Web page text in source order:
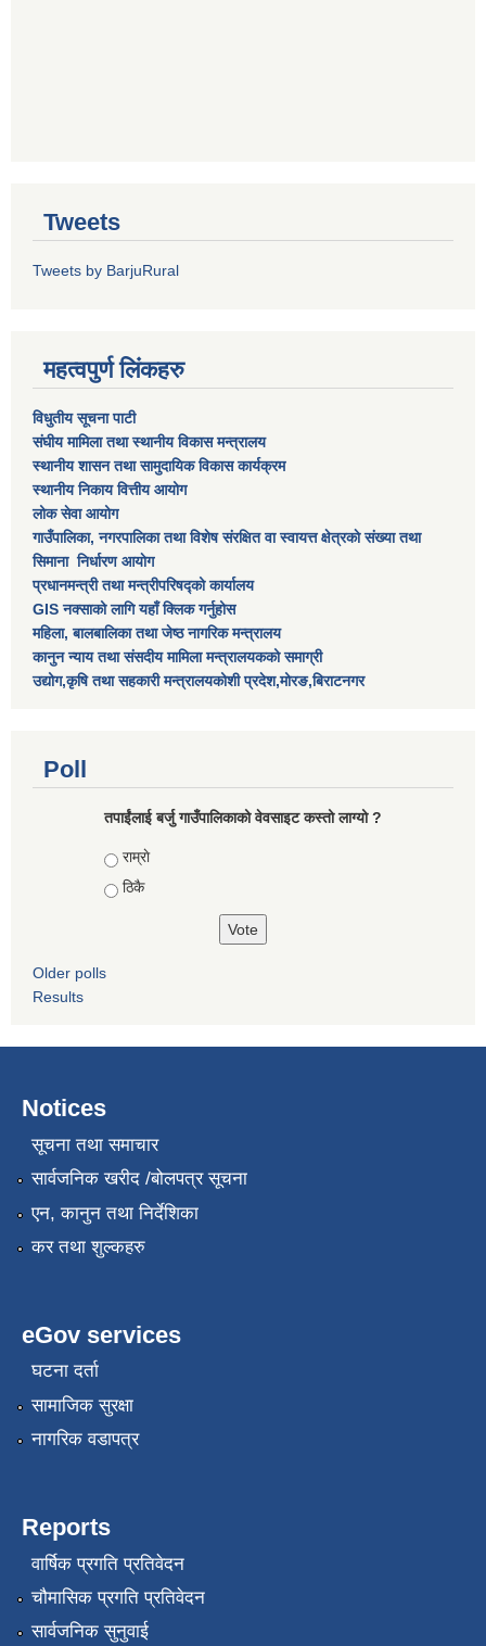
Tweets
Tweets by BarjuRural
महत्वपुर्ण लिंकहरु
विधुतीय सूचना पाटी
संघीय मामिला तथा स्थानीय विकास मन्त्रालय
स्थानीय शासन तथा सामुदायिक विकास कार्यक्रम
स्थानीय निकाय वित्तीय आयोग
लोक सेवा आयोग
गाउँपालिका, नगरपालिका तथा विशेष स‌ंरक्षित वा स्वायत्त क्षेत्रकाे स‌ंख्या तथा
सिमाना निर्धारण आयाेग
प्रधानमन्त्री तथा मन्त्रीपरिषद्को कार्यालय
GIS नक्साको लागि यहाँ क्लिक गर्नुहोस
महिला, बालबालिका तथा जेष्ठ नागरिक मन्त्रालय
कानुन न्याय तथा संसदीय मामिला मन्त्रालयकको समाग्री
उद्योग,कृषि तथा सहकारी मन्त्रालयकोशी प्रदेश,मोरङ,बिराटनगर
Poll
तपाईंलाई बर्जु गाउँपालिकाको वेवसाइट कस्तो लाग्यो ?
Choices
राम्राे
ठिकै
Older polls
Results
Notices
सूचना तथा समाचार
सार्वजनिक खरीद /बोलपत्र सूचना
एन, कानुन तथा निर्देशिका
कर तथा शुल्कहरु
eGov services
घटना दर्ता
सामाजिक सुरक्षा
नागरिक वडापत्र
Reports
वार्षिक प्रगति प्रतिवेदन
चौमासिक प्रगति प्रतिवेदन
सार्वजनिक सुनुवाई